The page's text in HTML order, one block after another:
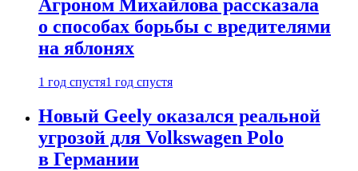
Агроном Михайлова рассказала
о способах борьбы с вредителями
на яблонях
1 год спустя1 год спустя
Новый Geely оказался реальной
угрозой для Volkswagen Polo
в Германии